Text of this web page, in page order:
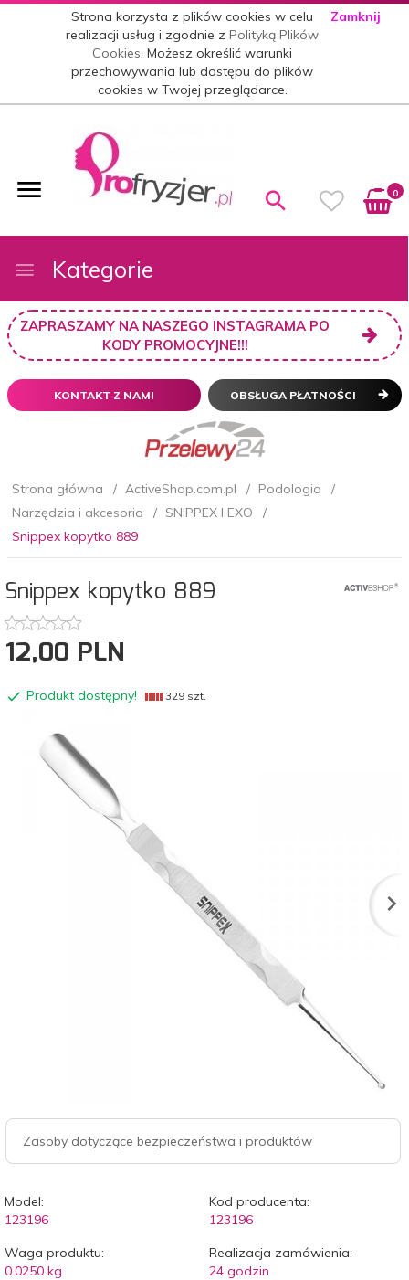
Strona korzysta z plików cookies w celu
realizacji usług i zgodnie zPolityką Plików
Cookies. Możesz określić warunki
przechowywania lub dostępu do plików
cookies w Twojej przeglądarce.
Zamknij
0
Kategorie
ZAPRASZAMY NA NASZEGO INSTAGRAMA PO
KODY PROMOCYJNE!!!
KONTAKT Z NAMI OBSŁUGA PŁATNOŚCI
Strona główna ActiveShop.com.pl
Podologia
Narzędzia i akcesoria
SNIPPEX I EXO
Snippex kopytko 889
Snippex kopytko 889
12,00 PLN
Produkt dostępny! 329 szt.
Zasoby dotyczące bezpieczeństwa i produktów
Model:
123196
Kod producenta:
123196
Waga produktu:
0.0250 kg
Realizacja zamówienia:
24 godzin